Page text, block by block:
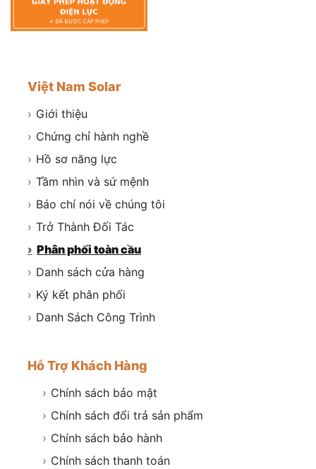
Việt Nam Solar
› Giới thiệu
› Chứng chỉ hành nghề
› Hồ sơ năng lực
› Tầm nhìn và sứ mệnh
› Báo chí nói về chúng tôi
› Trở Thành Đối Tác
› Phân phối toàn cầu
› Danh sách cửa hàng
› Ký kết phân phối
› Danh Sách Công Trình
Hỗ Trợ Khách Hàng
› Chính sách bảo mật
› Chính sách đổi trả sản phẩm
› Chính sách bảo hành
› Chính sách thanh toán